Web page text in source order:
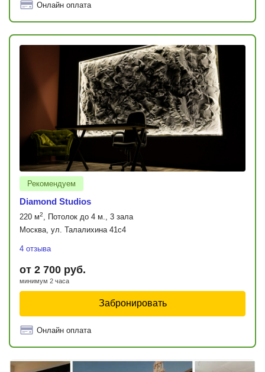
Онлайн оплата
Рекомендуем
Diamond Studios
220 м2, Потолок до 4 м., 3 зала
Москва, ул. Талалихина 41с4
4 отзыва
от 2 700 руб.
минимум 2 часа
Забронировать
Онлайн оплата